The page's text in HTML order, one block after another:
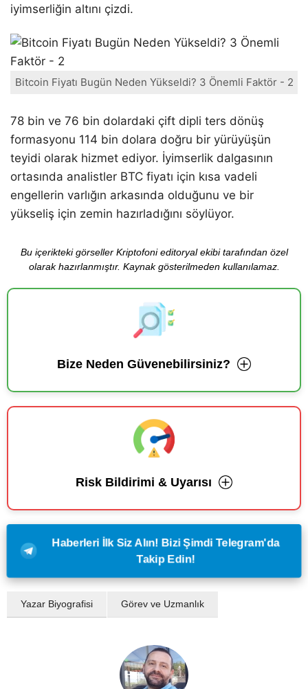
iyimserliğin altını çizdi.
Bitcoin Fiyatı Bugün Neden Yükseldi? 3 Önemli Faktör - 2
78 bin ve 76 bin dolardaki çift dipli ters dönüş
formasyonu 114 bin dolara doğru bir yürüyüşün
teyidi olarak hizmet ediyor. İyimserlik dalgasının
ortasında analistler BTC fiyatı için kısa vadeli
engellerin varlığın arkasında olduğunu ve bir
yükseliş için zemin hazırladığını söylüyor.
Bu içerikteki görseller Kriptofoni editoryal ekibi tarafından özel
olarak hazırlanmıştır. Kaynak gösterilmeden kullanılamaz.
Bize Neden Güvenebilirsiniz?
Risk Bildirimi & Uyarısı
Haberleri İlk Siz Alın! Bizi Şimdi Telegram'da
Takip Edin!
Yazar Biyografisi Görev ve Uzmanlık